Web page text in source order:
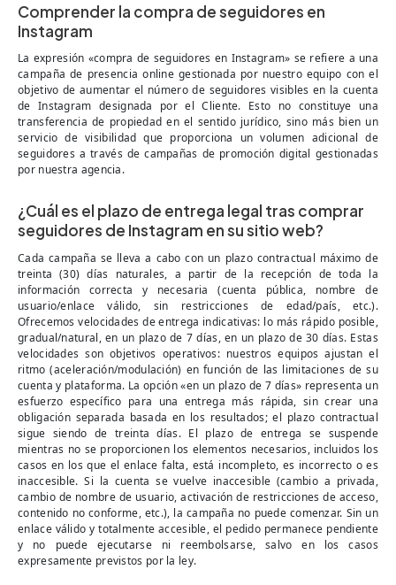
Comprender la compra de seguidores en
Instagram
La expresión «compra de seguidores en Instagram» se refiere a una
campaña de presencia online gestionada por nuestro equipo con el
objetivo de aumentar el número de seguidores visibles en la cuenta
de Instagram designada por el Cliente. Esto no constituye una
transferencia de propiedad en el sentido jurídico, sino más bien un
servicio de visibilidad que proporciona un volumen adicional de
seguidores a través de campañas de promoción digital gestionadas
por nuestra agencia.
¿Cuál es el plazo de entrega legal tras comprar
seguidores de Instagram en su sitio web?
Cada campaña se lleva a cabo con un plazo contractual máximo de
treinta (30) días naturales, a partir de la recepción de toda la
información correcta y necesaria (cuenta pública, nombre de
usuario/enlace válido, sin restricciones de edad/país, etc.).
Ofrecemos velocidades de entrega indicativas: lo más rápido posible,
gradual/natural, en un plazo de 7 días, en un plazo de 30 días. Estas
velocidades son objetivos operativos: nuestros equipos ajustan el
ritmo (aceleración/modulación) en función de las limitaciones de su
cuenta y plataforma. La opción «en un plazo de 7 días» representa un
esfuerzo específico para una entrega más rápida, sin crear una
obligación separada basada en los resultados; el plazo contractual
sigue siendo de treinta días. El plazo de entrega se suspende
mientras no se proporcionen los elementos necesarios, incluidos los
casos en los que el enlace falta, está incompleto, es incorrecto o es
inaccesible. Si la cuenta se vuelve inaccesible (cambio a privada,
cambio de nombre de usuario, activación de restricciones de acceso,
contenido no conforme, etc.), la campaña no puede comenzar. Sin un
enlace válido y totalmente accesible, el pedido permanece pendiente
y no puede ejecutarse ni reembolsarse, salvo en los casos
expresamente previstos por la ley.